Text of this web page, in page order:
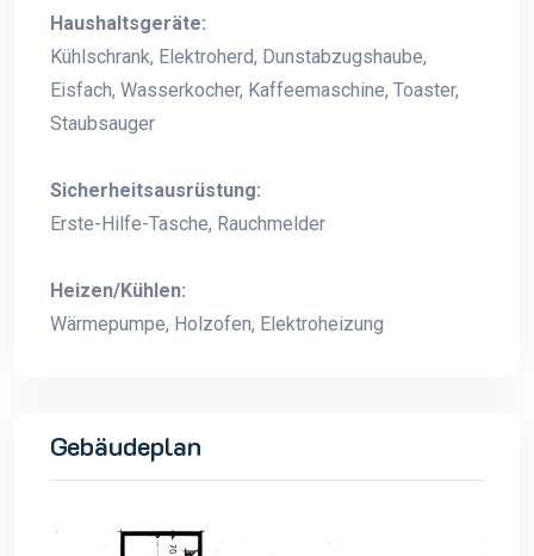
Haushaltsgeräte:
Kühlschrank, Elektroherd, Dunstabzugshaube,
Eisfach, Wasserkocher, Kaffeemaschine, Toaster,
Staubsauger
Sicherheitsausrüstung:
Erste-Hilfe-Tasche, Rauchmelder
Heizen/Kühlen:
Wärmepumpe, Holzofen, Elektroheizung
Gebäudeplan